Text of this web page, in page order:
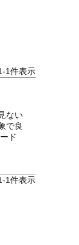
-1件表示
ない
で良
ド
-1件表示